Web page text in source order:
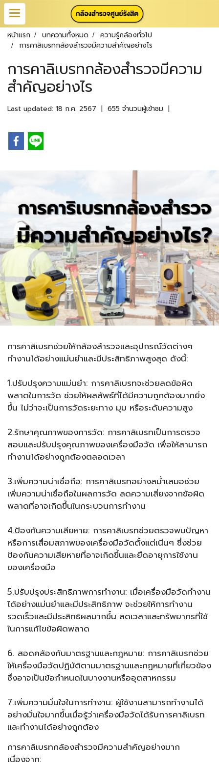
หน้าแรก บทความทั้งหมด
ความรู้กล้องทั่วไป
การคาลิเบรทกล้องสำรวจมีความสำคัญอย่างไร
การคาลิเบรทกล้องสำรวจมีความ
สำคัญอย่างไร
Last updated: 18 ก.ค. 2567 | 655 จำนวนผู้เข้าชม |
การคาลิเบรทช่วยให้กล้องสำรวจและอุปกรณ์วัดต่างๆ
ทำงานได้อย่างแม่นยำและมีประสิทธิภาพสูงสุด ดังนี้:
1.ปรับปรุงความแม่นยำ: การคาลิเบรทจะช่วยลดข้อผิด
พลาดในการวัด ช่วยให้ผลลัพธ์ที่ได้มีความถูกต้องมากยิ่ง
ขึ้น ไม่ว่าจะเป็นการวัดระยะทาง มุม หรือระดับความสูง
2.รักษาคุณภาพของการวัด: การคาลิเบรทเป็นการตรวจ
สอบและปรับปรุงคุณภาพของเครื่องมือวัด เพื่อให้สามารถ
ทำงานได้อย่างถูกต้องตลอดเวลา
3.เพิ่มความน่าเชื่อถือ: การคาลิเบรทอย่างสม่ำเสมอช่วย
เพิ่มความน่าเชื่อถือในผลการวัด ลดความเสี่ยงจากข้อผิด
พลาดที่อาจเกิดขึ้นในกระบวนการทำงาน
4.ป้องกันความเสียหาย: การคาลิเบรทช่วยตรวจพบปัญหา
หรือการเสื่อมสภาพของเครื่องมือวัดตั้งแต่เนิ่นๆ ซึ่งช่วย
ป้องกันความเสียหายที่อาจเกิดขึ้นและยืดอายุการใช้งาน
ของเครื่องมือ
5.ปรับปรุงประสิทธิภาพการทำงาน: เมื่อเครื่องมือวัดทำงาน
ได้อย่างแม่นยำและมีประสิทธิภาพ จะช่วยให้การทำงาน
รวดเร็วและมีประสิทธิผลมากขึ้น ลดเวลาและทรัพยากรที่ใช้
ในการแก้ไขข้อผิดพลาด
6. สอดคล้องกับมาตรฐานและกฎหมาย: การคาลิเบรทช่วย
ให้เครื่องมือวัดปฏิบัติตามมาตรฐานและกฎหมายที่เกี่ยวข้อง
ซึ่งอาจเป็นข้อกำหนดในบางงานหรืออุตสาหกรรม
7.เพิ่มความมั่นใจในการทำงาน: ผู้ใช้งานสามารถทำงานได้
อย่างมั่นใจมากขึ้นเมื่อรู้ว่าเครื่องมือวัดได้รับการคาลิเบรท
และทำงานได้อย่างถูกต้อง
การคาลิเบรทกล้องสำรวจมีความสำคัญอย่างมาก
เนื่องจาก: